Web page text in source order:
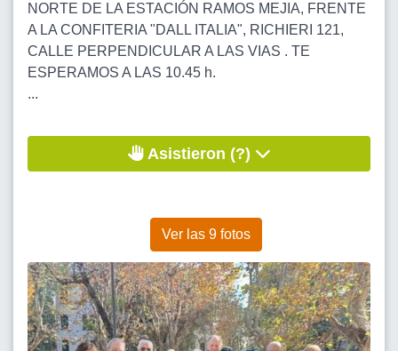
NORTE DE LA ESTACIÓN RAMOS MEJIA, FRENTE
A LA CONFITERIA "DALL ITALIA", RICHIERI 121,
CALLE PERPENDICULAR A LAS VIAS . TE
ESPERAMOS A LAS 10.45 h.
...
Asistieron (?)
Ver las 9 fotos